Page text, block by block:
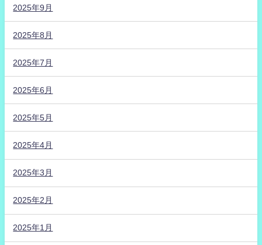
2025年9月
2025年8月
2025年7月
2025年6月
2025年5月
2025年4月
2025年3月
2025年2月
2025年1月